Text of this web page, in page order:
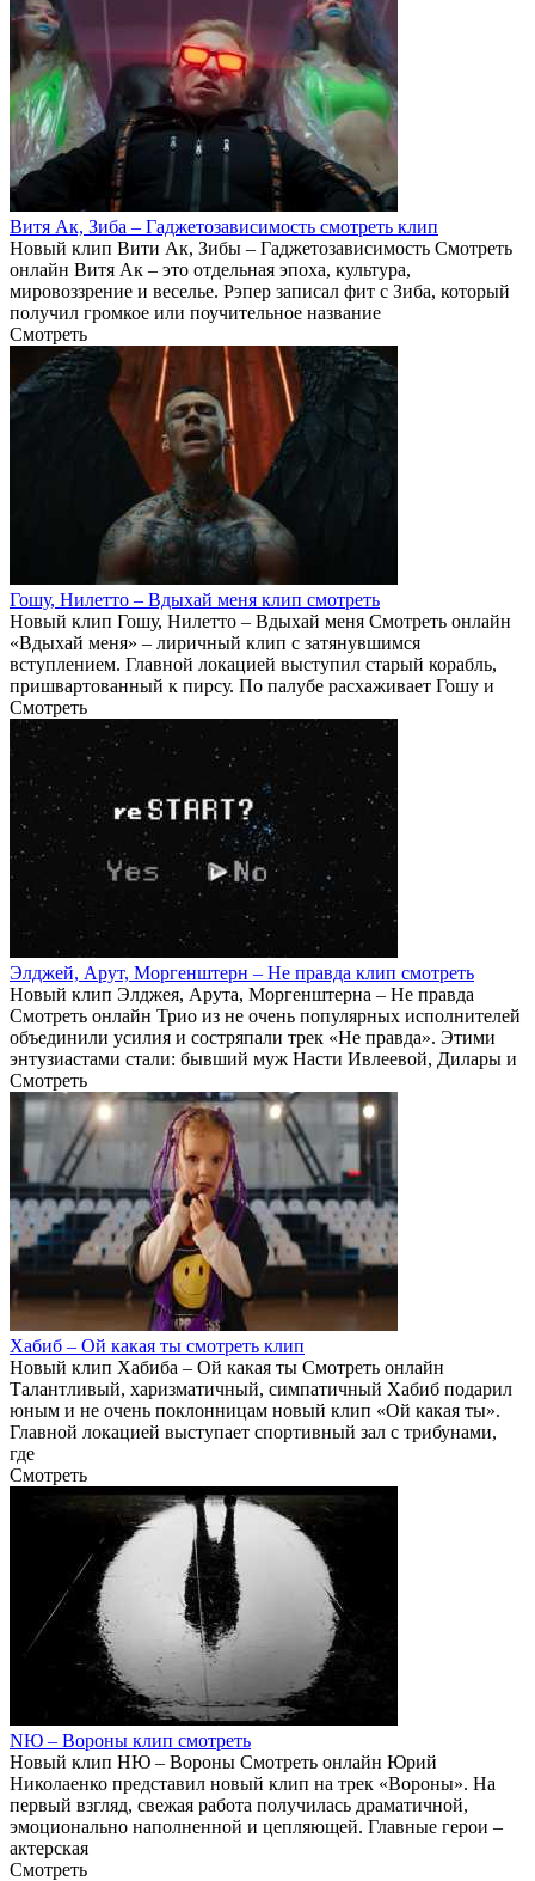
Витя Ак, Зиба – Гаджетозависимость смотреть клип
Новый клип Вити Ак, Зибы – Гаджетозависимость Смотреть
онлайн Витя Ак – это отдельная эпоха, культура,
мировоззрение и веселье. Рэпер записал фит с Зиба, который
получил громкое или поучительное название
Смотреть
Гошу, Нилетто – Вдыхай меня клип смотреть
Новый клип Гошу, Нилетто – Вдыхай меня Смотреть онлайн
«Вдыхай меня» – лиричный клип с затянувшимся
вступлением. Главной локацией выступил старый корабль,
пришвартованный к пирсу. По палубе расхаживает Гошу и
Смотреть
Элджей, Арут, Моргенштерн – Не правда клип смотреть
Новый клип Элджея, Арута, Моргенштерна – Не правда
Смотреть онлайн Трио из не очень популярных исполнителей
объединили усилия и состряпали трек «Не правда». Этими
энтузиастами стали: бывший муж Насти Ивлеевой, Дилары и
Смотреть
Хабиб – Ой какая ты смотреть клип
Новый клип Хабиба – Ой какая ты Смотреть онлайн
Талантливый, харизматичный, симпатичный Хабиб подарил
юным и не очень поклонницам новый клип «Ой какая ты».
Главной локацией выступает спортивный зал с трибунами,
где
Смотреть
NЮ – Вороны клип смотреть
Новый клип НЮ – Вороны Смотреть онлайн Юрий
Николаенко представил новый клип на трек «Вороны». На
первый взгляд, свежая работа получилась драматичной,
эмоционально наполненной и цепляющей. Главные герои –
актерская
Смотреть